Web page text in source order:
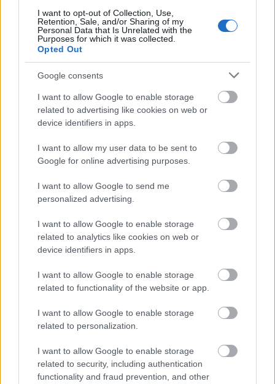
I want to opt-out of Collection, Use,
Retention, Sale, and/or Sharing of my
Personal Data that Is Unrelated with the
Purposes for which it was collected.
Opted Out
Google consents
I want to allow Google to enable storage
related to advertising like cookies on web or
device identifiers in apps.
I want to allow my user data to be sent to
Google for online advertising purposes.
I want to allow Google to send me
personalized advertising.
I want to allow Google to enable storage
related to analytics like cookies on web or
device identifiers in apps.
I want to allow Google to enable storage
related to functionality of the website or app.
I want to allow Google to enable storage
related to personalization.
I want to allow Google to enable storage
related to security, including authentication
functionality and fraud prevention, and other
Feliratkozom a hírlevélre és elfogadom az
adatvédelmi
szabályzatot!
LEGFRISSEBB
Országos hírek oktatás továbbképzés
Kecskeméten is szakirányú
továbbképzésekkel erősít a Gál Ferenc
A LAKOSSÁGRA IS FONTOS SZEREP HÁRUL A
SZÚNYOGINVÁZIÓ ELKERÜLÉSÉBEN
Országos hírek